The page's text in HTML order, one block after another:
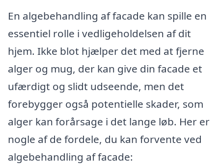
En algebehandling af facade kan spille en
essentiel rolle i vedligeholdelsen af dit
hjem. Ikke blot hjælper det med at fjerne
alger og mug, der kan give din facade et
ufærdigt og slidt udseende, men det
forebygger også potentielle skader, som
alger kan forårsage i det lange løb. Her er
nogle af de fordele, du kan forvente ved
algebehandling af facade: